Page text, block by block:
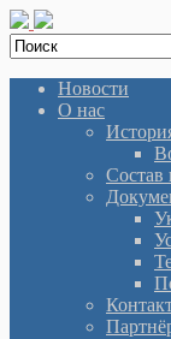
Новости
О нас
Состав